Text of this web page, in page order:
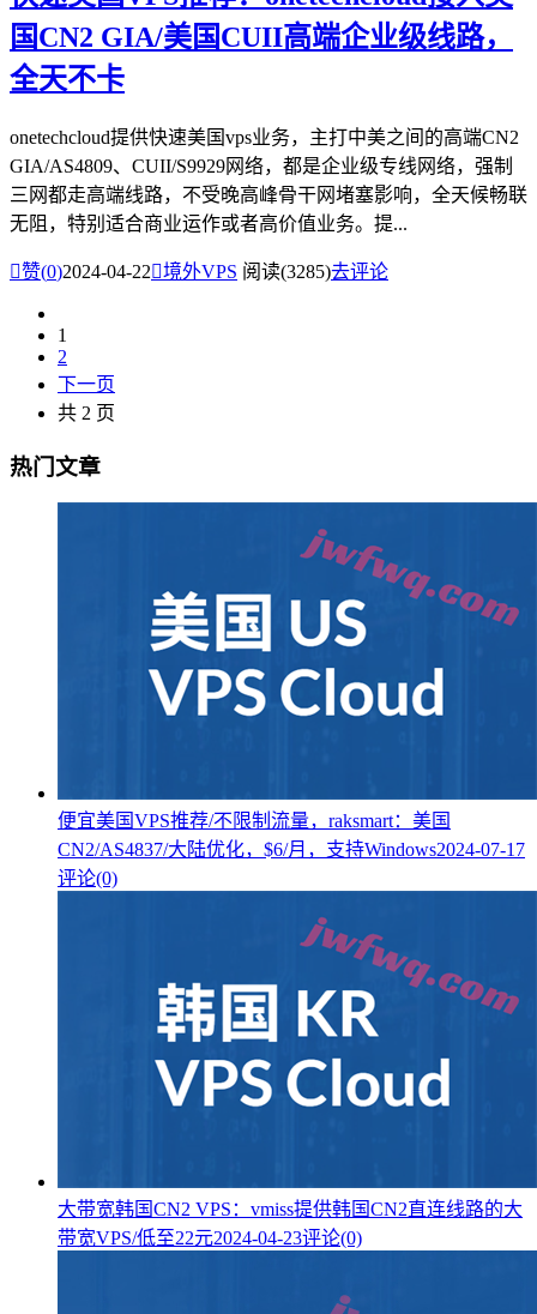
国CN2 GIA/美国CUII高端企业级线路，
全天不卡
onetechcloud提供快速美国vps业务，主打中美之间的高端CN2
GIA/AS4809、CUII/S9929网络，都是企业级专线网络，强制
三网都走高端线路，不受晚高峰骨干网堵塞影响，全天候畅联
无阻，特别适合商业运作或者高价值业务。提...
赞(0)2024-04-22境外VPS 阅读(3285)去评论
1
2
下一页
共 2 页
热门文章
便宜美国VPS推荐/不限制流量，raksmart：美国
CN2/AS4837/大陆优化，$6/月，支持Windows2024-07-17
评论(0)
大带宽韩国CN2 VPS：vmiss提供韩国CN2直连线路的大
带宽VPS/低至22元2024-04-23评论(0)